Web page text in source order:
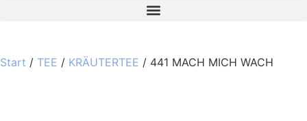
Start / TEE / KRÄUTERTEE / 441 MACH MICH WACH